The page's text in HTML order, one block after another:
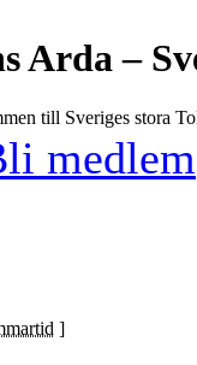
Arda –
till Sveriges stora
medlem
]